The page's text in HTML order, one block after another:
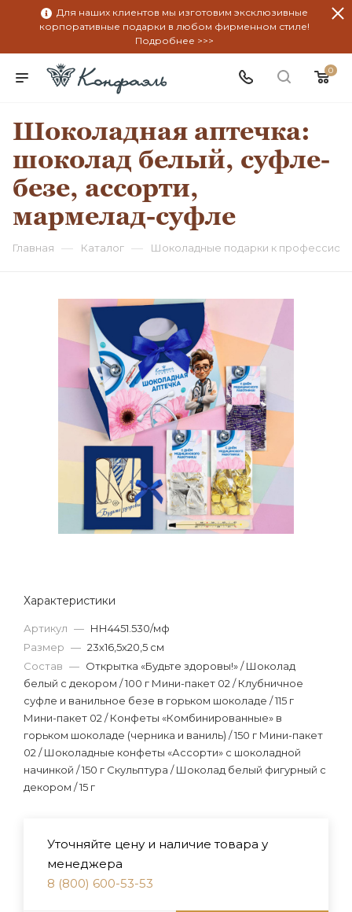
Для наших клиентов мы изготовим эксклюзивные
корпоративные подарки в любом фирменном стиле!
Подробнее >>>
0
Шоколадная аптечка:
шоколад белый, суфле-
безе, ассорти,
мармелад-суфле
Главная — Каталог — Шоколадные подарки к
Характеристики
Артикул — НН4451.530/мф
Размер — 23х16,5х20,5 см
Состав — Открытка «Будьте здоровы!» / Шоколад
белый с декором / 100 г Мини-пакет 02 / Клубничное
суфле и ванильное безе в горьком шоколаде / 115 г
Мини-пакет 02 / Конфеты «Комбинированные» в
горьком шоколаде (черника и ваниль) / 150 г Мини-пакет
02 / Шоколадные конфеты «Ассорти» с шоколадной
начинкой / 150 г Скульптура / Шоколад белый фигурный с
декором / 15 г
Уточняйте цену и наличие товара у
менеджера
8 (800) 600-53-53